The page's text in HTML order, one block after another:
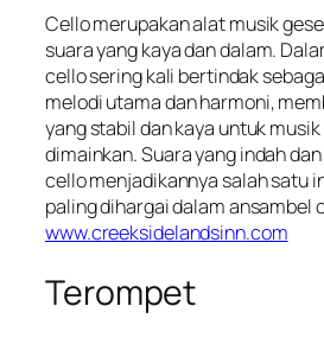
Cello merupakan alat musik
suara yang kaya dan dalam.
cello sering kali bertindak
melodi utama dan harmoni,
yang stabil dan kaya untuk
dimainkan. Suara yang indah
cello menjadikannya salah satu
paling dihargai dalam ansambel
www.creeksidelandsinn.com
Terompet